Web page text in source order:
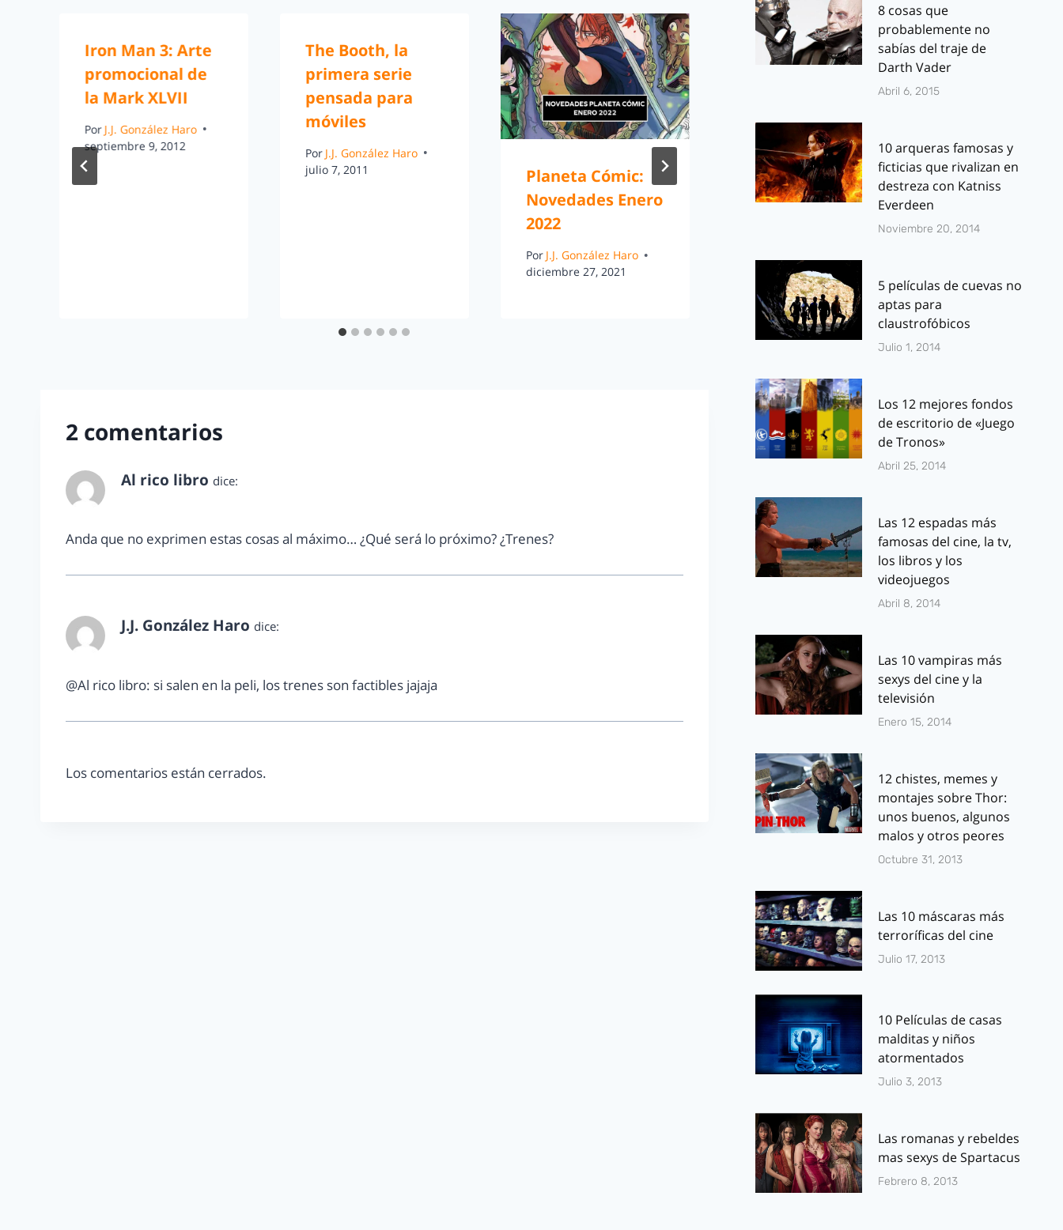
Iron Man 3: Arte
promocional de
la Mark XLVII
PorJ.J. González Haro
septiembre 9, 2012
The Booth, la
primera serie
pensada para
móviles
Por J.J. González Haro
julio 7, 2011
Planeta Cómic:
Novedades Enero
2022
Por J.J. González Haro
diciembre 27, 2021
Smint Mints:
frescor
PorJ.J. González Haro
febrero 28, 2013
Arrow
PorJ.J. González
marzo 6, 2014
2 comentarios
Al rico libro dice:
Anda que no exprimen estas cosas al máximo… ¿Qué será lo próximo? ¿Trenes?
J.J. González Haro dice:
@Al rico libro: si salen en la peli, los trenes son factibles jajaja
Los comentarios están cerrados.
8 cosas que
probablemente no
sabías del traje de
Darth Vader
Abril 6, 2015
10 arqueras famosas y
ficticias que rivalizan en
destreza con Katniss
Everdeen
Noviembre 20, 2014
5 películas de cuevas no
aptas para
claustrofóbicos
Julio 1, 2014
Los 12 mejores fondos
de escritorio de «Juego
de Tronos»
Abril 25, 2014
Las 12 espadas más
famosas del cine, la tv,
los libros y los
videojuegos
Abril 8, 2014
Las 10 vampiras más
sexys del cine y la
televisión
Enero 15, 2014
12 chistes, memes y
montajes sobre Thor:
unos buenos, algunos
malos y otros peores
Octubre 31, 2013
Las 10 máscaras más
terroríficas del cine
Julio 17, 2013
10 Películas de casas
malditas y niños
atormentados
Julio 3, 2013
Las romanas y rebeldes
mas sexys de Spartacus
Febrero 8, 2013